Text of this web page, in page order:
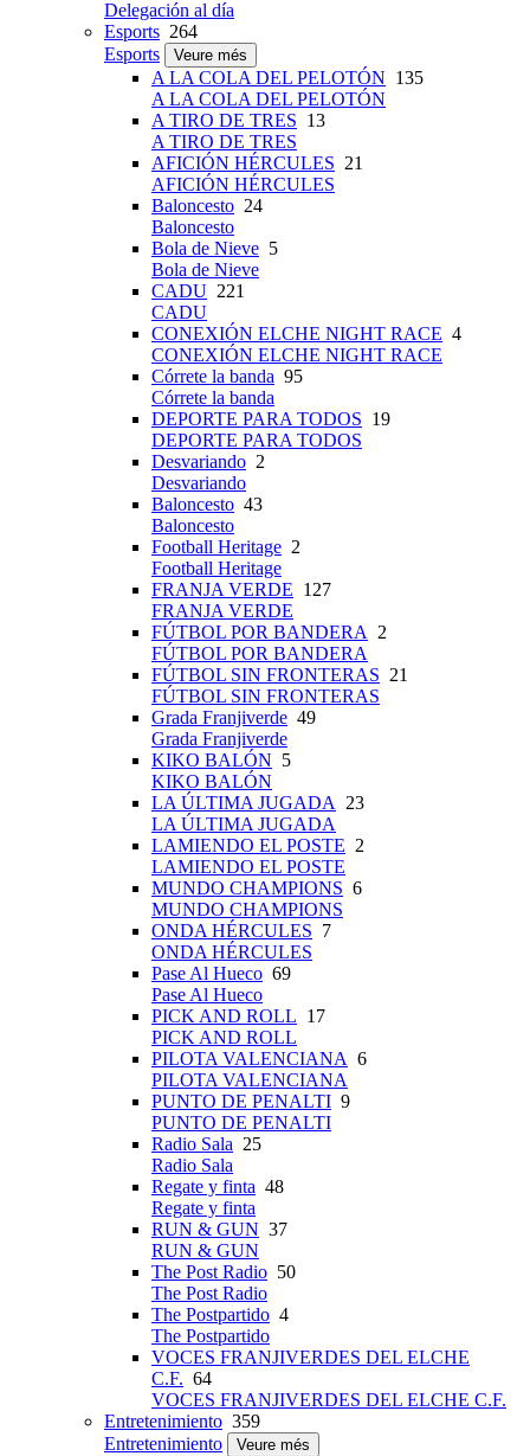
Delegación al día
Esports 264
Esports
Veure més
A LA COLA DEL PELOTÓN 135
A LA COLA DEL PELOTÓN
A TIRO DE TRES 13
A TIRO DE TRES
AFICIÓN HÉRCULES 21
AFICIÓN HÉRCULES
Baloncesto 24
Baloncesto
Bola de Nieve 5
Bola de Nieve
CADU 221
CADU
CONEXIÓN ELCHE NIGHT RACE 4
CONEXIÓN ELCHE NIGHT RACE
Córrete la banda 95
Córrete la banda
DEPORTE PARA TODOS 19
DEPORTE PARA TODOS
Desvariando 2
Desvariando
Baloncesto 43
Baloncesto
Football Heritage 2
Football Heritage
FRANJA VERDE 127
FRANJA VERDE
FÚTBOL POR BANDERA
2
FÚTBOL POR BANDERA
FÚTBOL SIN FRONTERAS 21
FÚTBOL SIN FRONTERAS
Grada Franjiverde 49
Grada Franjiverde
KIKO BALÓN 5
KIKO BALÓN
LA ÚLTIMA JUGADA
23
LA ÚLTIMA JUGADA
LAMIENDO EL POSTE 2
LAMIENDO EL POSTE
MUNDO CHAMPIONS 6
MUNDO CHAMPIONS
ONDA HÉRCULES 7
ONDA HÉRCULES
Pase Al Hueco 69
Pase Al Hueco
PICK AND ROLL 17
PICK AND ROLL
PILOTA VALENCIANA 6
PILOTA VALENCIANA
PUNTO DE PENALTI 9
PUNTO DE PENALTI
Radio Sala 25
Radio Sala
Regate y finta 48
Regate y finta
RUN & GUN 37
RUN & GUN
The Post Radio 50
The Post Radio
The Postpartido 4
The Postpartido
VOCES FRANJIVERDES DEL ELCHE
C.F. 64
VOCES FRANJIVERDES DEL ELCHE C.F.
Entretenimiento 359
Entretenimiento
Veure més